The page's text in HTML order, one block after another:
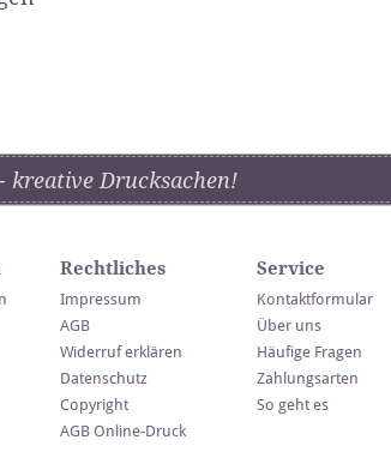
kreative Drucksachen!
Rechtliches
Impressum
AGB
Widerruf erklären
Datenschutz
Copyright
AGB Online-Druck
Service
Kontaktformular
Über uns
Häufige Fragen
Zahlungsarten
So geht es